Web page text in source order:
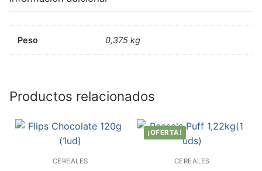
Peso 0,375 kg
Productos relacionados
CEREALES
¡OFERTA!
CEREALES